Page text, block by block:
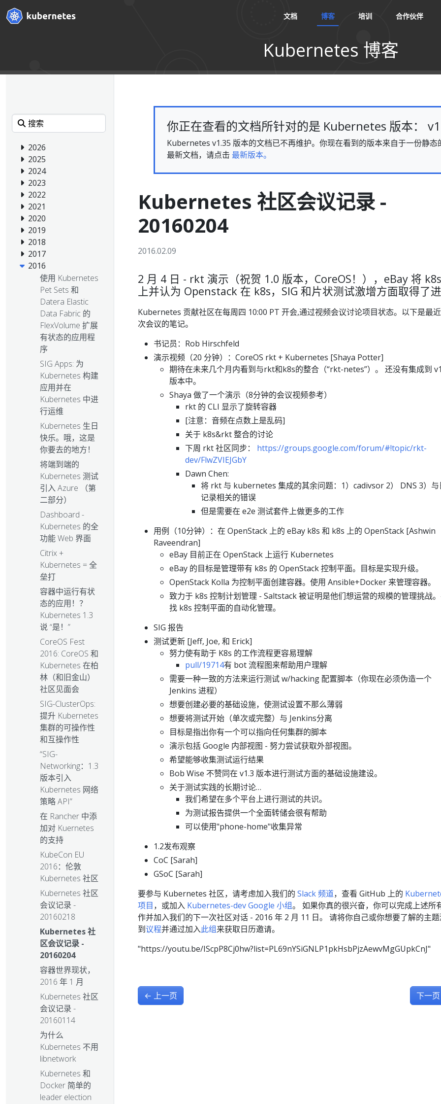
文档 博客 培训 合作伙伴
Kubernetes 博客
2026
2025
2024
2023
2022
2021
2020
2019
2018
2017
2016
使用 Kubernetes
Pet Sets 和
Datera Elastic
Data Fabric 的
FlexVolume 扩展
有状态的应用程
序
SIG Apps: 为
Kubernetes 构建
应用并在
Kubernetes 中进
行运维
Kubernetes 生日
快乐。哦，这是
你要去的地方！
将端到端的
Kubernetes 测试
引入 Azure （第
二部分）
Dashboard -
Kubernetes 的全
功能 Web 界面
Citrix +
Kubernetes = 全
垒打
容器中运行有状
态的应用！？
Kubernetes 1.3
说 “是！”
CoreOS Fest
2016: CoreOS 和
Kubernetes 在柏
林（和旧金山）
社区见面会
SIG-ClusterOps:
提升 Kubernetes
集群的可操作性
和互操作性
“SIG-
Networking：1.3
版本引入
Kubernetes 网络
策略 API”
在 Rancher 中添
加对 Kuernetes
的支持
KubeCon EU
2016：伦敦
Kubernetes 社区
Kubernetes 社区
会议记录 -
20160218
Kubernetes 社
区会议记录 -
20160204
容器世界现状，
2016 年 1 月
Kubernetes 社区
会议记录 -
20160114
为什么
Kubernetes 不用
libnetwork
Kubernetes 和
Docker 简单的
leader election
你正在查看的文档所针对的是 Kubernetes 版本：
Kubernetes v1.35 版本的文档已不再维护。你现在看到的版本来自于一份静态
最新文档，请点击 最新版本。
Kubernetes 社区会议记录 -
20160204
2016.02.09
2 月 4 日 - rkt 演示（祝贺 1.0 版本，CoreOS！），eBay 将
上并认为 Openstack 在 k8s，SIG 和片状测试激增方面取得了进
Kubernetes 贡献社区在每周四 10:00 PT 开会,通过视频会议讨论项目状态。以下是最
次会议的笔记。
书记员：Rob Hirschfeld
演示视频（20 分钟）：CoreOS rkt + Kubernetes [Shaya Potter]
期待在未来几个月内看到与rkt和k8s的整合（“rkt-netes”）。 还没有集成到
版本中。
Shaya 做了一个演示（8分钟的会议视频参考）
rkt 的 CLI 显示了旋转容器
[注意：音频在点数上是乱码]
关于 k8s&rkt 整合的讨论
下周 rkt 社区同步： https://groups.google.com/forum/#!topic/rkt-
dev/FlwZVIEJGbY
Dawn Chen:
将 rkt 与 kubernetes 集成的其余问题：1）cadivsor 2） DNS 3）与
记录相关的错误
但是需要在 e2e 测试套件上做更多的工作
用例（10分钟）：在 OpenStack 上的 eBay k8s 和 k8s 上的 OpenStack [Ashwin
Raveendran]
eBay 目前正在 OpenStack 上运行 Kubernetes
eBay 的目标是管理带有 k8s 的 OpenStack 控制平面。目标是实现升级。
OpenStack Kolla 为控制平面创建容器。使用 Ansible+Docker 来管理容器。
致力于 k8s 控制计划管理 - Saltstack 被证明是他们想运营的规模的管理挑战
找 k8s 控制平面的自动化管理。
SIG 报告
测试更新 [Jeff, Joe, 和 Erick]
努力使有助于 K8s 的工作流程更容易理解
pull/19714有 bot 流程图来帮助用户理解
需要一种一致的方法来运行测试 w/hacking 配置脚本（你现在必须伪造一个
Jenkins 进程）
想要创建必要的基础设施，使测试设置不那么薄弱
想要将测试开始（单次或完整）与 Jenkins分离
目标是指出你有一个可以指向任何集群的脚本
演示包括 Google 内部视图 - 努力尝试获取外部视图。
希望能够收集测试运行结果
Bob Wise 不赞同在 v1.3 版本进行测试方面的基础设施建设。
关于测试实践的长期讨论…
我们希望在多个平台上进行测试的共识。
为测试报告提供一个全面转储会很有帮助
可以使用"phone-home"收集异常
1.2发布观察
CoC [Sarah]
GSoC [Sarah]
要参与 Kubernetes 社区，请考虑加入我们的 Slack 频道，查看 GitHub 上的
项目，或加入 Kubernetes-dev Google 小组。 如果你真的很兴奋，你可以完成上述所
作并加入我们的下一次社区对话 - 2016 年 2 月 11 日。 请将你自己或你想要了解的主
到议程并通过加入此组来获取日历邀请。
"https://youtu.be/IScpP8Cj0hw?list=PL69nYSiGNLP1pkHsbPjzAewvMgGUpkCnJ"
← 上一页 下一页